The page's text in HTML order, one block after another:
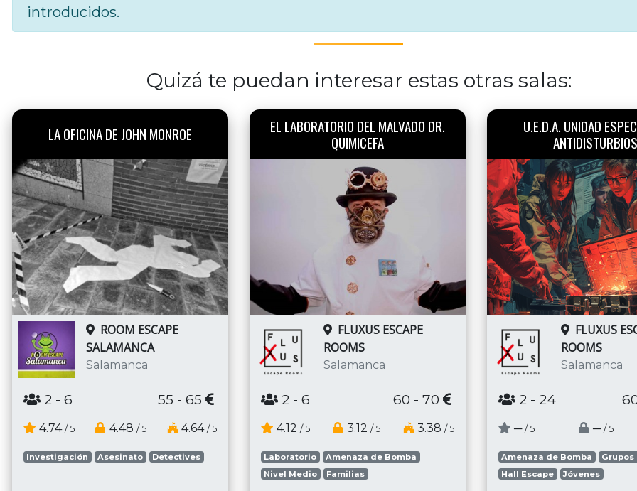
introducidos.
Quizá te puedan interesar estas otras salas:
LA OFICINA DE JOHN MONROE
ROOM ESCAPE
SALAMANCA
Salamanca
2 - 6 55 - 65
4.74 / 5 4.48 / 5 4.64 / 5
Investigación Asesinato Detectives
EL LABORATORIO DEL MALVADO DR.
QUIMICEFA
FLUXUS ESCAPE
ROOMS
Salamanca
2 - 6 60 - 70
4.12 / 5 3.12 / 5 3.38 / 5
Laboratorio
Amenaza de Bomba
Nivel Medio
Familias
U.E.D.A. UNIDAD
ANTIDISTURBIOS
FLUXUS
ROOMS
Salamanca
2 - 24
─ / 5 ─ / 5
Amenaza de Bomba
Hall Escape
Jóvenes